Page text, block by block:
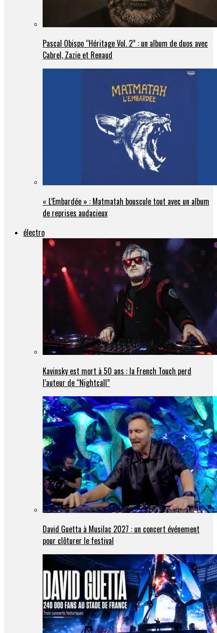
Pascal Obispo “Héritage Vol. 2” : un album de duos avec
Cabrel, Zazie et Renaud
« L’Embardée » : Matmatah bouscule tout avec un album
de reprises audacieux
électro
Kavinsky est mort à 50 ans : la French Touch perd
l’auteur de “Nightcall”
David Guetta à Musilac 2027 : un concert événement
pour clôturer le festival